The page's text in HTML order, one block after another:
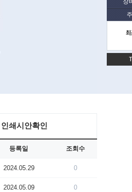
장
인쇄시안확인
등록일 조회수
2024.05.29 0
2024.05.09 0